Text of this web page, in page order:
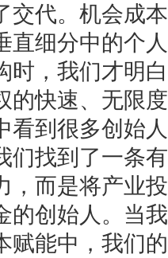
交代。机会成
直细分中的个
时，我们才明
的快速、无限
看到很多创始
们找到了一条
，而是将产业
的创始人。当
赋能中，我们